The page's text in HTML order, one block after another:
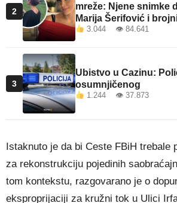
2
mreže: Njene snimke
Marija Šerifović i
3.044 👁 84.641
3
Ubistvo u Cazinu:
osumnjičenog
1.244 👁 37.873
Istaknuto je da bi Ceste FBiH trebale
za rekonstrukciju pojedinih
tom kontekstu, razgovarano je o
eksproprijaciji za kružni tok u Ulici